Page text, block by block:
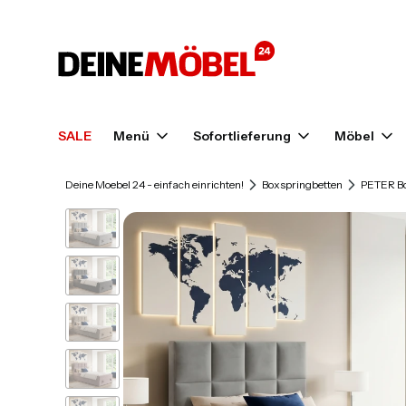
SALE Menü Sofortlieferung Möbel
Deine Moebel 24 - einfach einrichten! Boxspringbetten PETER